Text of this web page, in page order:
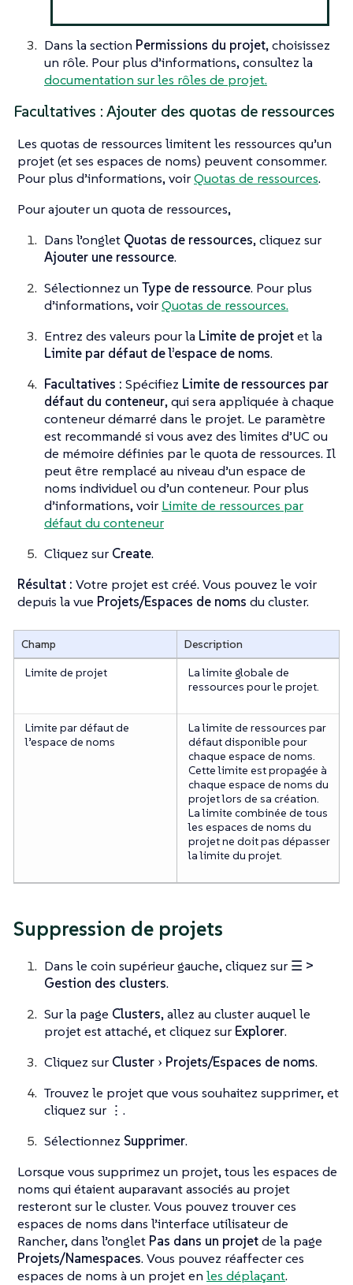
Dans la section Permissions du projet, choisissez
un rôle. Pour plus d’informations, consultez la
documentation sur les rôles de projet.
Facultatives : Ajouter des quotas de ressources
Les quotas de ressources limitent les ressources qu’un
projet (et ses espaces de noms) peuvent consommer.
Pour plus d’informations, voirQuotas de ressources.
Pour ajouter un quota de ressources,
Dans l’onglet Quotas de ressources, cliquez sur
Ajouter une ressource.
Sélectionnez un Type de ressource. Pour plus
d’informations, voirQuotas de ressources.
Entrez des valeurs pour la Limite de projetet la
Limite par défaut de l’espace de noms.
Facultatives : Spécifiez Limite de ressources par
défaut du conteneur, qui sera appliquée à chaque
conteneur démarré dans le projet. Le paramètre
est recommandé si vous avez des limites d’UC ou
de mémoire définies par le quota de ressources. Il
peut être remplacé au niveau d’un espace de
noms individuel ou d’un conteneur. Pour plus
d’informations, voir Limite de ressources par
défaut du conteneur
Cliquez sur Create.
Résultat : Votre projet est créé. Vous pouvez le voir
depuis la vue Projets/Espaces de noms du cluster.
Champ
Description
Limite de projet
La limite globale de
ressources pour le projet.
Limite par défaut de
l’espace de noms
La limite de ressources par
défaut disponible pour
chaque espace de noms.
Cette limite est propagée à
chaque espace de noms du
projet lors de sa création.
La limite combinée de tous
les espaces de noms du
projet ne doit pas dépasser
la limite du projet.
Suppression de projets
Dans le coin supérieur gauche, cliquez sur ☰ >
Gestion des clusters.
Sur la page Clusters, allez au cluster auquel le
projet est attaché, et cliquez sur Explorer.
Cliquez sur Cluster Projets/Espaces de noms.
Trouvez le projet que vous souhaitez supprimer, et
cliquez sur ⋮ .
Sélectionnez Supprimer.
Lorsque vous supprimez un projet, tous les espaces de
noms qui étaient auparavant associés au projet
resteront sur le cluster. Vous pouvez trouver ces
espaces de noms dans l’interface utilisateur de
Rancher, dans l’onglet Pas dans un projetde la page
Projets/Namespaces. Vous pouvez réaffecter ces
espaces de noms à un projet en les déplaçant.